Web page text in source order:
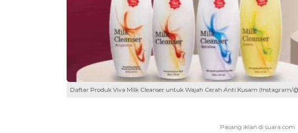
Daftar Produk Viva Milk Cleanser untuk Wajah Cerah Anti Kusam (Instagram/